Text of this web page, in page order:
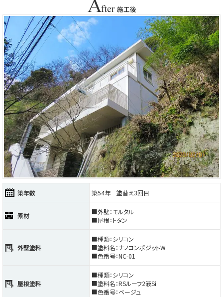
築年数 築54年 塗替え3回目
素材
■外壁：モルタル
■屋根：トタン
外壁塗料
■種類：シリコン
■塗料名：ナノコンポジットW
■色番号：NC-01
屋根塗料
■種類：シリコン
■塗料名：RSルーフ2液Si
■色番号：ベージュ